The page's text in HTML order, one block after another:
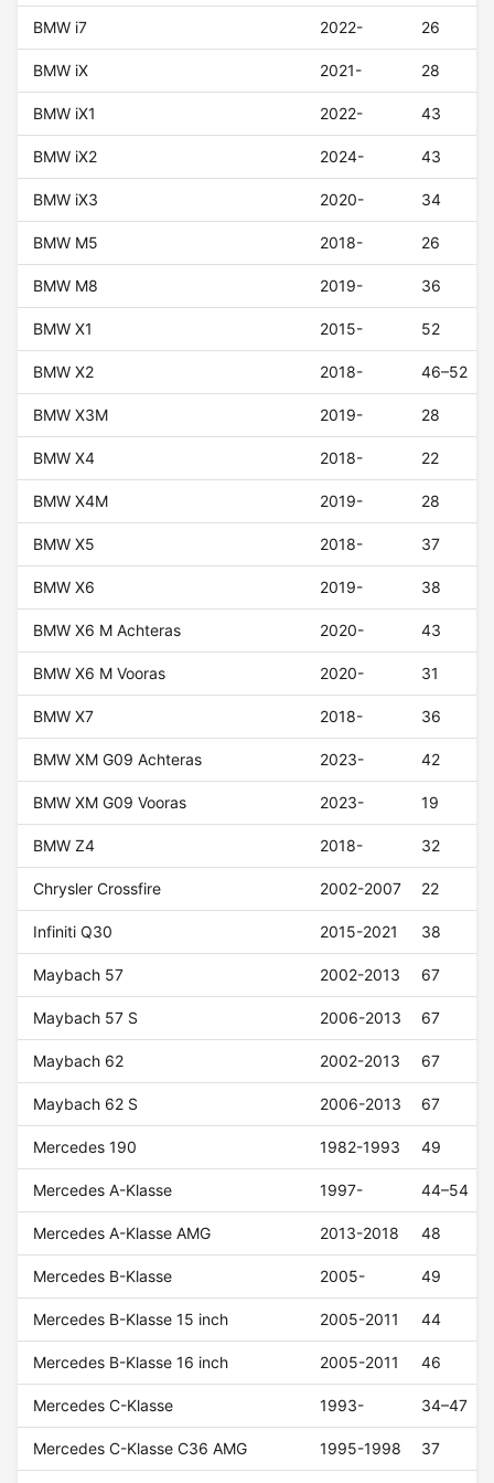
BMW i7 2022- 26
BMW iX 2021- 28
BMW iX1 2022- 43
BMW iX2 2024- 43
BMW iX3 2020- 34
BMW M5 2018- 26
BMW M8 2019- 36
BMW X1 2015- 52
BMW X2 2018- 46–52
BMW X3M 2019- 28
BMW X4 2018- 22
BMW X4M 2019- 28
BMW X5 2018- 37
BMW X6 2019- 38
BMW X6 M Achteras 2020- 43
BMW X6 M Vooras 2020- 31
BMW X7 2018- 36
BMW XM G09 Achteras 2023- 42
BMW XM G09 Vooras 2023- 19
BMW Z4 2018- 32
Chrysler Crossfire 2002-2007 22
Infiniti Q30 2015-2021 38
Maybach 57 2002-2013 67
Maybach 57 S 2006-2013 67
Maybach 62 2002-2013 67
Maybach 62 S 2006-2013 67
Mercedes 190 1982-1993 49
Mercedes A-Klasse 1997- 44–54
Mercedes A-Klasse AMG 2013-2018 48
Mercedes B-Klasse 2005- 49
Mercedes B-Klasse 15 inch 2005-2011 44
Mercedes B-Klasse 16 inch 2005-2011 46
Mercedes C-Klasse 1993- 34–47
Mercedes C-Klasse C36 AMG 1995-1998 37